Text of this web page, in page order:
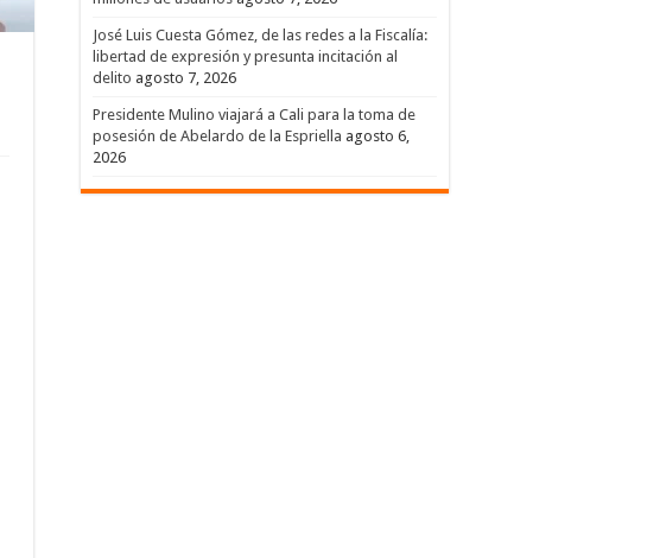
José Luis Cuesta Gómez, de las redes a la Fiscalía:
libertad de expresión y presunta incitación al
delito agosto 7, 2026
Presidente Mulino viajará a Cali para la toma de
posesión de Abelardo de la Espriella agosto 6,
2026